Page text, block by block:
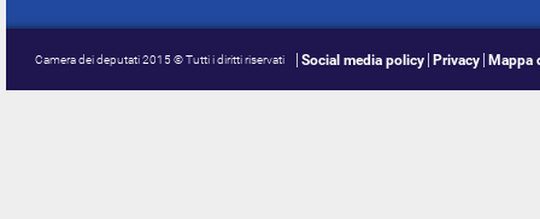
Camera dei deputati 2015 © Tutti i diritti riservati Social media policy Privacy Mappa